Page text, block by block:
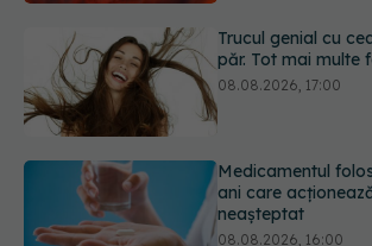
Medicamentul
ani care
Transpirații
care poate
serioase de
URMĂREȘTE-NE ȘI PE: